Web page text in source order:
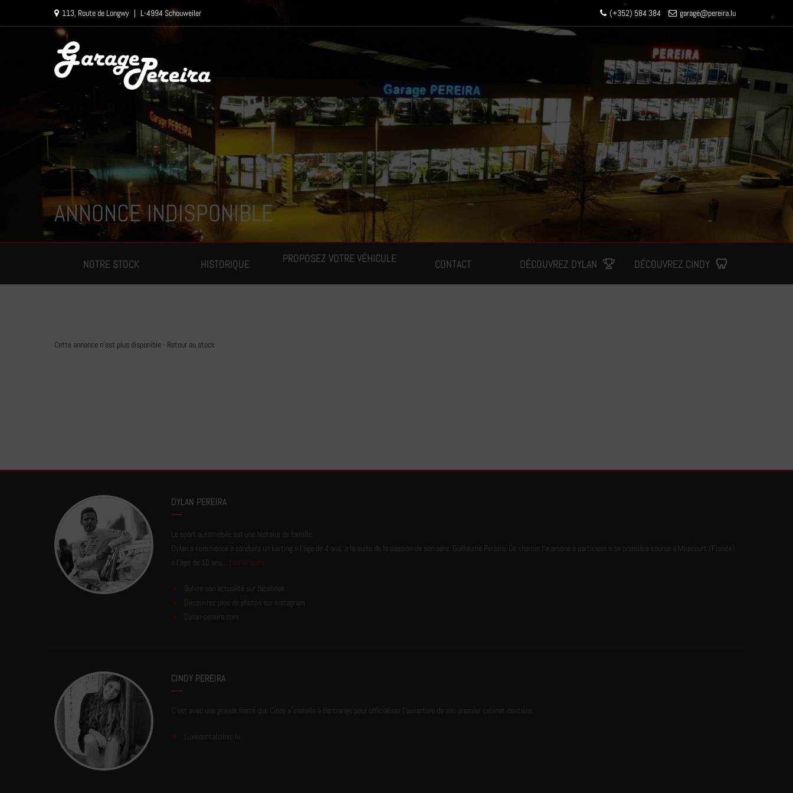
113, Route de Longwy | L-4994 Schouweiler (+352) 584 384 garage@pereira.lu
NOTRE STOCK HISTORIQUE PROPOSEZ VOTRE VÉHICULE CONTACT DÉCOUVREZ DYLAN DÉCOUVREZ CINDY
ANNONCE INDISPONIBLE
Cette annonce n'est plus disponible - Retour au stock
DYLAN PEREIRA
Le sport automobile est une histoire de famille.
Dylan a commencé à conduire un karting à l’âge de 4 ans, à la suite de la passion de son père, Guillaume Pereira. Ce chemin l'a amené à participer à sa première course à Mirecourt (France)
à l'âge de 10 ans... Lire la suite
Suivre son actualité sur facebook
Découvrez plus de photos sur Instagram
Dylan-pereira.com
CINDY PEREIRA
C'est avec une grande fierté que Cindy s'installe à Bertrange pour officialiser l'ouverture de son premier cabinet dentaire.
Luxedentalclinic.lu